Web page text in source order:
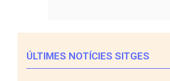
ÚLTIMES NOTÍCIES SITGES